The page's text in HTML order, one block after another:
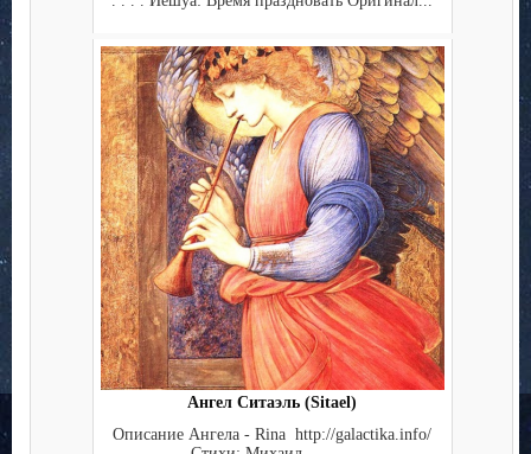
Ангел Ситаэль (Sitael)
Описание Ангела - Rina http://galactika.info/